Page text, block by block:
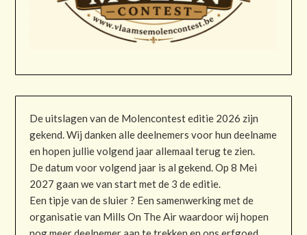
De uitslagen van de Molencontest editie 2026 zijn
gekend. Wij danken alle deelnemers voor hun deelname
en hopen jullie volgend jaar allemaal terug te zien.
De datum voor volgend jaar is al gekend. Op 8 Mei
2027 gaan we van start met de 3 de editie.
Een tipje van de sluier ? Een samenwerking met de
organisatie van Mills On The Air waardoor wij hopen